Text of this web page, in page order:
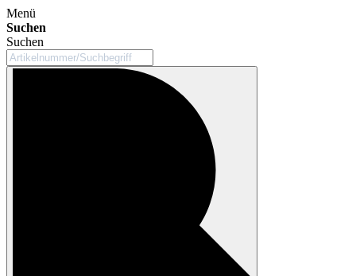
Menü
Suchen
Suchen